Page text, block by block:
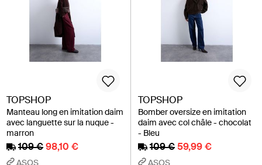
TOPSHOP
Manteau long en imitation daim
avec languette sur la nuque -
marron
109 €98,10 €
ASOS
TOPSHOP
Bomber oversize en imitation
daim avec col châle - chocolat
- Bleu
109 €59,99 €
ASOS